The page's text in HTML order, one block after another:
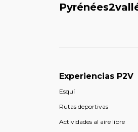
Experiencias P2V
Esquí
Rutas deportivas
Actividades al aire libre